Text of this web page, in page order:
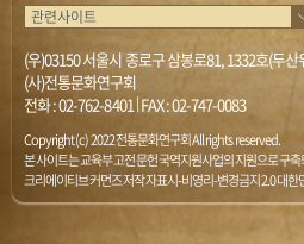
(우)03150 서울시 종로구 삼봉로81, 1332호(두
(사)전통문화연구회
전화 :02-762-8401|FAX : 02-747-0083
Copyright (c) 2022 전통문화연구회 All rights reserved.
본 사이트는 교육부 고전문헌 국역지원사업의 지원으로 구
크리에이티브 커먼즈 저작자표시-비영리-변경금지 2.0 대한